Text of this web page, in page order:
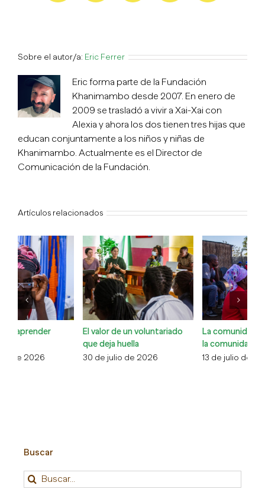
electrónico
Sobre el autor/a: Eric Ferrer
Eric forma parte de la Fundación
Khanimambo desde 2007. En enero de
2009 se trasladó a vivir a Xai-Xai con
Alexia y ahora los dos tienen tres hijas que
educan conjuntamente a los niños y niñas de
Khanimambo. Actualmente es el Director de
Comunicación de la Fundación.
Artículos relacionados
El valor de un voluntariado
30 de julio de 2026
La comunidad cuidando de
la comunidad
13 de julio de 2026
Buscar
Buscar: